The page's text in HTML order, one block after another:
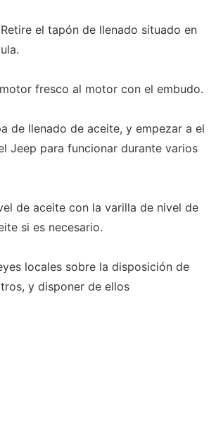
el tapón de llenado situado en
fresco al motor con el embudo.
de llenado de aceite, y empezar a el
Jeep para funcionar durante varios
de aceite con la varilla de nivel de
si es necesario.
locales sobre la disposición de
y disponer de ellos